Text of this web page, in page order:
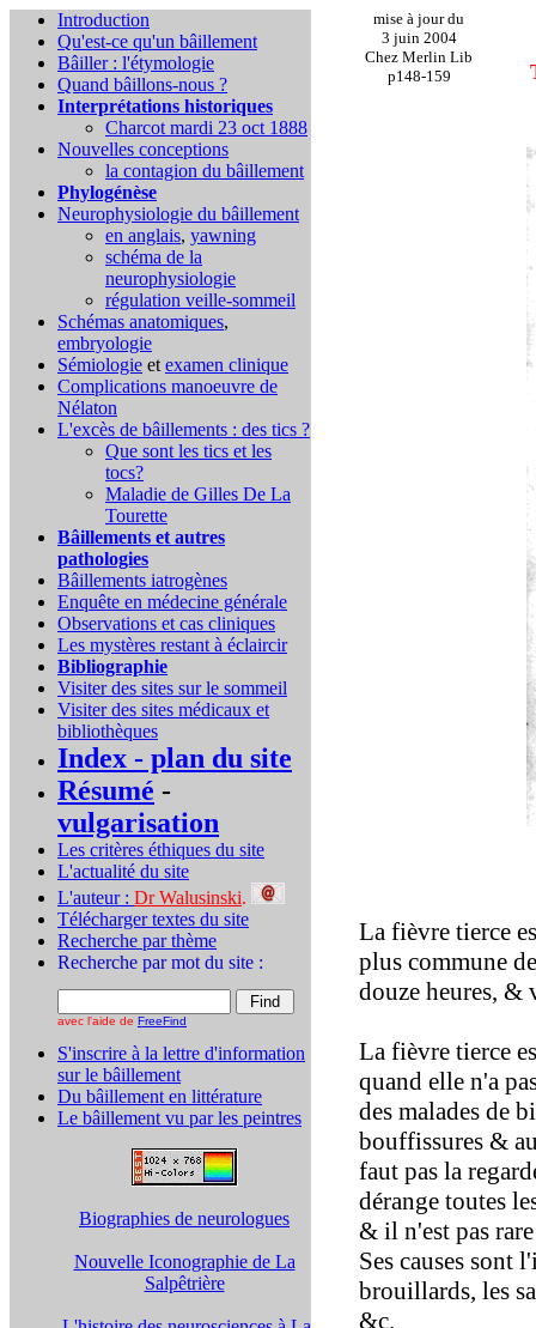
Introduction
Qu'est-ce qu'un bâillement
Bâiller : l'étymologie
Quand bâillons-nous ?
Interprétations historiques
Charcot mardi 23 oct 1888
Nouvelles conceptions
la contagion du bâillement
Phylogénèse
Neurophysiologie du bâillement
en anglais, yawning
schéma de la
neurophysiologie
régulation veille-sommeil
Schémas anatomiques,
embryologie
Sémiologie et examen clinique
Complications manoeuvre de
Nélaton
L'excès de bâillements : des tics ?
Que sont les tics et les
tocs?
Maladie de Gilles De La
Tourette
Bâillements et autres
pathologies
Bâillements iatrogènes
Enquête en médecine générale
Observations et cas cliniques
Les mystères restant à éclaircir
Bibliographie
Visiter des sites sur le sommeil
Visiter des sites médicaux et
bibliothèques
Index - plan du site
Résumé -
vulgarisation
Les critères éthiques du site
L'actualité du site
L'auteur : Dr Walusinski.
Télécharger textes du site
Recherche par thème
Recherche par mot du site :
avec l'aide de FreeFind
S'inscrire à la lettre d'information
sur le bâillement
Du bâillement en littérature
Le bâillement vu par les peintres
Biographies de neurologues
Nouvelle Iconographie de La
Salpêtrière
mise à jour du
3 juin 2004
Chez Merlin Lib
p148-159
La fièvre tierce
plus commune
douze heures, &
La fièvre tierce
quand elle n'a
des malades de
bouffissures &
faut pas la
dérange toutes
& il n'est pas
Ses causes sont
brouillards, les
&c.